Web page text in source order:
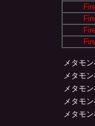
メタモ
メタモ
メタモ
メタモ
メタモ